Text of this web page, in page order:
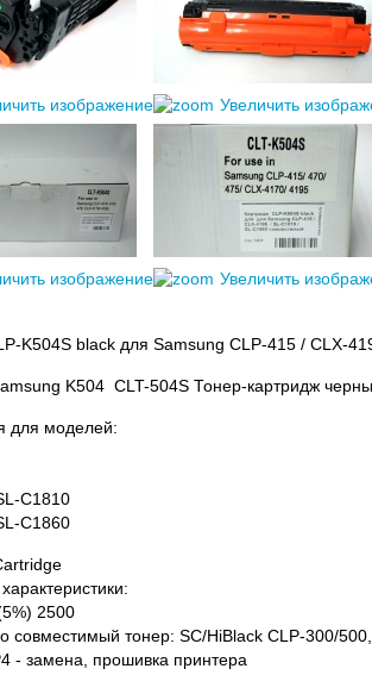
изображение Увеличить
изображение Увеличить
K504S black для Samsung CLP-415 / CLX-
K504 CLT-504S Тонер-картридж
для моделей:
C1810
C1860
2500
совместимый тонер: SC/HiBlack CLP-300/
- замена, прошивка принтера